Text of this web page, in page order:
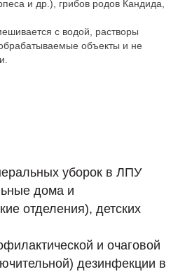
и др.), грибов родов Кандида,
с водой, растворы
объекты и не
уборок в ЛПУ
дома и
отделения), детских
и очаговой
дезинфекции в